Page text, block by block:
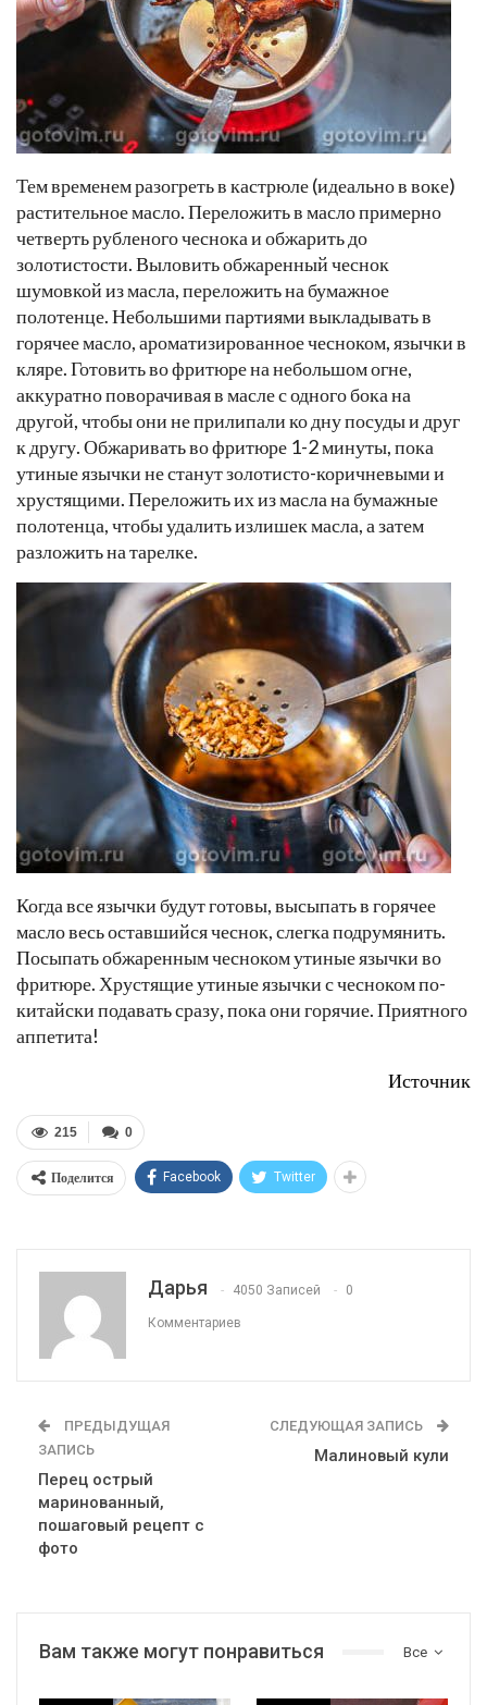
Тем временем разогреть в кастрюле (идеально в воке)
растительное масло. Переложить в масло примерно
четверть рубленого чеснока и обжарить до
золотистости. Выловить обжаренный чеснок
шумовкой из масла, переложить на бумажное
полотенце. Небольшими партиями выкладывать в
горячее масло, ароматизированное чесноком, язычки в
кляре. Готовить во фритюре на небольшом огне,
аккуратно поворачивая в масле с одного бока на
другой, чтобы они не прилипали ко дну посуды и друг
к другу. Обжаривать во фритюре 1-2 минуты, пока
утиные язычки не станут золотисто-коричневыми и
хрустящими. Переложить их из масла на бумажные
полотенца, чтобы удалить излишек масла, а затем
разложить на тарелке.
Когда все язычки будут готовы, высыпать в горячее
масло весь оставшийся чеснок, слегка подрумянить.
Посыпать обжаренным чесноком утиные язычки во
фритюре. Хрустящие утиные язычки с чесноком по-
китайски подавать сразу, пока они горячие. Приятного
аппетита!
Источник
0
215
Поделится Facebook Twitter
Дарья 4050 Записей 0
Комментариев
ПРЕДЫДУЩАЯ
ЗАПИСЬ
Перец острый
маринованный,
пошаговый рецепт с
фото
СЛЕДУЮЩАЯ ЗАПИСЬ
Малиновый кули
Все
Вам также могут понравиться